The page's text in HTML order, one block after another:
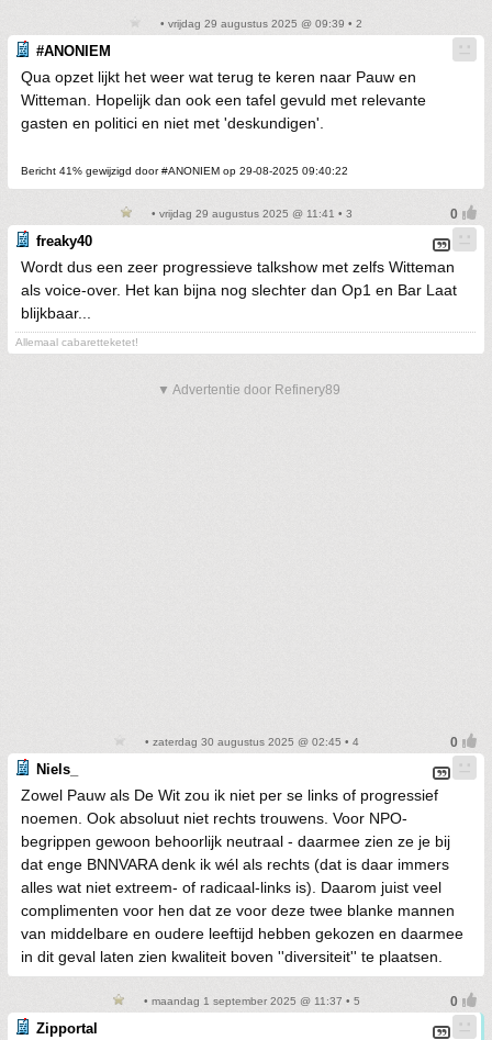
• vrijdag 29 augustus 2025 @ 09:39 • 2
#ANONIEM
Qua opzet lijkt het weer wat terug te keren naar Pauw en
Witteman. Hopelijk dan ook een tafel gevuld met relevante
gasten en politici en niet met 'deskundigen'.
Bericht 41% gewijzigd door #ANONIEM op 29-08-2025 09:40:22
• vrijdag 29 augustus 2025 @ 11:41 • 3
freaky40
Wordt dus een zeer progressieve talkshow met zelfs Witteman
als voice-over. Het kan bijna nog slechter dan Op1 en Bar Laat
blijkbaar...
Allemaal cabaretteketet!
▼ Advertentie door Refinery89
• zaterdag 30 augustus 2025 @ 02:45 • 4
Niels_
Zowel Pauw als De Wit zou ik niet per se links of progressief
noemen. Ook absoluut niet rechts trouwens. Voor NPO-
begrippen gewoon behoorlijk neutraal - daarmee zien ze je bij
dat enge BNNVARA denk ik wél als rechts (dat is daar immers
alles wat niet extreem- of radicaal-links is). Daarom juist veel
complimenten voor hen dat ze voor deze twee blanke mannen
van middelbare en oudere leeftijd hebben gekozen en daarmee
in dit geval laten zien kwaliteit boven ''diversiteit'' te plaatsen.
• maandag 1 september 2025 @ 11:37 • 5
Zipportal